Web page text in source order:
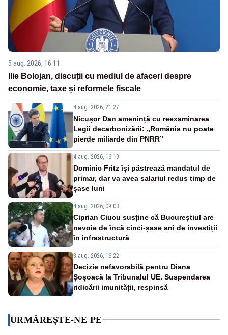
5 aug. 2026, 16:11
Ilie Bolojan, discuții cu mediul de afaceri despre
economie, taxe și reformele fiscale
4 aug. 2026, 21:27
Nicușor Dan amenință cu reexaminarea
Legii decarbonizării: „România nu poate
pierde miliarde din PNRR”
4 aug. 2026, 16:19
Dominic Fritz își păstrează mandatul de
primar, dar va avea salariul redus timp de
șase luni
4 aug. 2026, 09:03
Ciprian Ciucu susține că Bucureștiul are
nevoie de încă cinci-șase ani de investiții
în infrastructură
3 aug. 2026, 16:22
Decizie nefavorabilă pentru Diana
Șoșoacă la Tribunalul UE. Suspendarea
ridicării imunității, respinsă
URMĂREȘTE-NE PE